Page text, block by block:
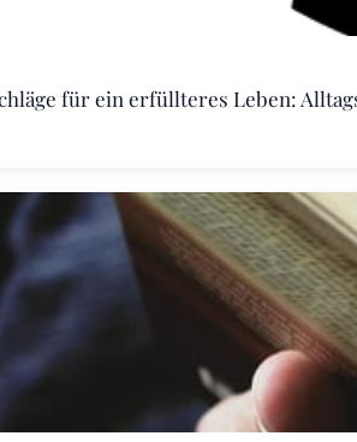
für ein erfüllteres Leben: